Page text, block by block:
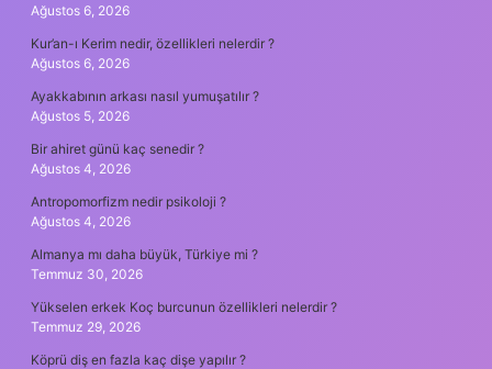
Ağustos 6, 2026
Kur’an-ı Kerim nedir, özellikleri nelerdir ?
Ağustos 6, 2026
Ayakkabının arkası nasıl yumuşatılır ?
Ağustos 5, 2026
Bir ahiret günü kaç senedir ?
Ağustos 4, 2026
Antropomorfizm nedir psikoloji ?
Ağustos 4, 2026
Almanya mı daha büyük, Türkiye mi ?
Temmuz 30, 2026
Yükselen erkek Koç burcunun özellikleri nelerdir ?
Temmuz 29, 2026
Köprü diş en fazla kaç dişe yapılır ?